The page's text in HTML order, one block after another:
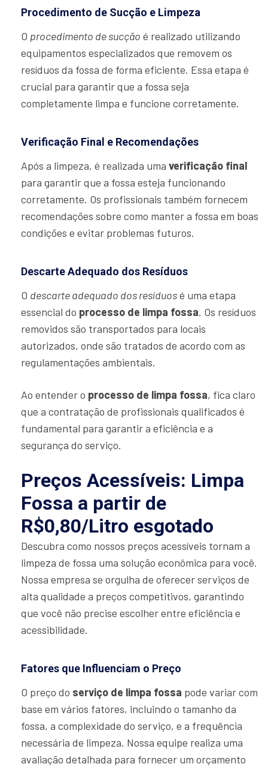
Procedimento de Sucção e Limpeza
O procedimento de sucção é realizado utilizando
equipamentos especializados que removem os
resíduos da fossa de forma eficiente. Essa etapa é
crucial para garantir que a fossa seja
completamente limpa e funcione corretamente.
Verificação Final e Recomendações
Após a limpeza, é realizada uma verificação final
para garantir que a fossa esteja funcionando
corretamente. Os profissionais também fornecem
recomendações sobre como manter a fossa em boas
condições e evitar problemas futuros.
Descarte Adequado dos Resíduos
O descarte adequado dos resíduosé uma etapa
essencial do processo de limpa fossa. Os resíduos
removidos são transportados para locais
autorizados, onde são tratados de acordo com as
regulamentações ambientais.
Ao entender o processo de limpa fossa, fica claro
que a contratação de profissionais qualificados é
fundamental para garantir a eficiência e a
segurança do serviço.
Preços Acessíveis: Limpa
Fossa a partir de
R$0,80/Litro esgotado
Descubra como nossos preços acessíveis tornam a
limpeza de fossa uma solução econômica para você.
Nossa empresa se orgulha de oferecer serviços de
alta qualidade a preços competitivos, garantindo
que você não precise escolher entre eficiência e
acessibilidade.
Fatores que Influenciam o Preço
O preço do serviço de limpa fossa pode variar com
base em vários fatores, incluindo o tamanho da
fossa, a complexidade do serviço, e a frequência
necessária de limpeza. Nossa equipe realiza uma
avaliação detalhada para fornecer um orçamento